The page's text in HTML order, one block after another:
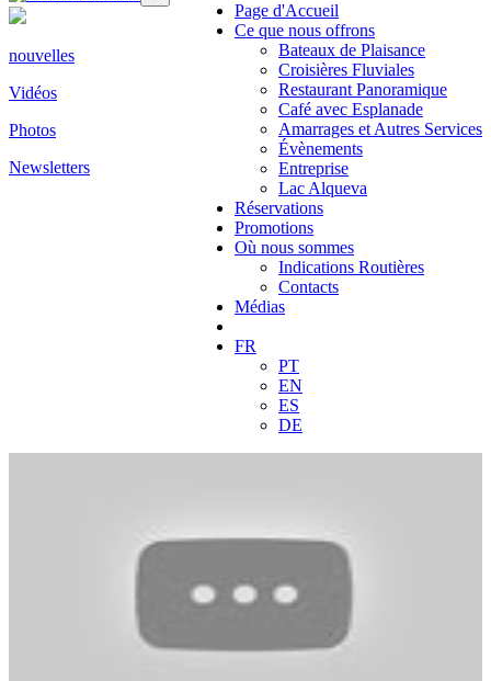
Page d'Accueil
Ce que nous offrons
Bateaux de Plaisance
Croisières Fluviales
Restaurant Panoramique
Café avec Esplanade
Amarrages et Autres Services
Évènements
Entreprise
Lac Alqueva
Réservations
Promotions
Où nous sommes
Indications Routières
Contacts
Médias
FR
PT
EN
ES
DE
nouvelles
Vidéos
Photos
Newsletters